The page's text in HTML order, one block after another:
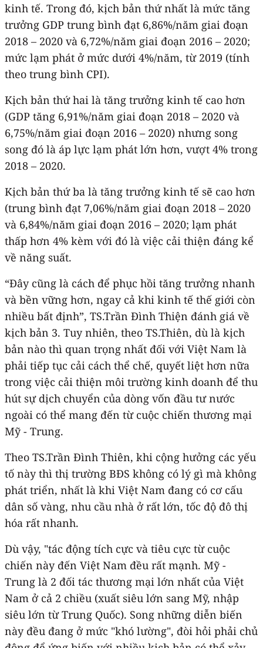
kinh tế. Trong đó, kịch bản thứ nhất là mức tăng
trưởng GDP trung bình đạt 6,86%/năm giai đoạn
2018 – 2020 và 6,72%/năm giai đoạn 2016 – 2020;
mức lạm phát ở mức dưới 4%/năm, từ 2019 (tính
theo trung bình CPI).
Kịch bản thứ hai là tăng trưởng kinh tế cao hơn
(GDP tăng 6,91%/năm giai đoạn 2018 – 2020 và
6,75%/năm giai đoạn 2016 – 2020) nhưng song
song đó là áp lực lạm phát lớn hơn, vượt 4% trong
2018 – 2020.
Kịch bản thứ ba là tăng trưởng kinh tế sẽ cao hơn
(trung bình đạt 7,06%/năm giai đoạn 2018 – 2020
và 6,84%/năm giai đoạn 2016 – 2020; lạm phát
thấp hơn 4% kèm với đó là việc cải thiện đáng kể
về năng suất.
“Đây cũng là cách để phục hồi tăng trưởng nhanh
và bền vững hơn, ngay cả khi kinh tế thế giới còn
nhiều bất định”, TS.Trần Đình Thiện đánh giá về
kịch bản 3. Tuy nhiên, theo TS.Thiên, dù là kịch
bản nào thì quan trọng nhất đối với Việt Nam là
phải tiếp tục cải cách thể chế, quyết liệt hơn nữa
trong việc cải thiện môi trường kinh doanh để thu
hút sự dịch chuyển của dòng vốn đầu tư nước
ngoài có thể mang đến từ cuộc chiến thương mại
Mỹ - Trung.
Theo TS.Trần Đình Thiên, khi cộng hưởng các yếu
tố này thì thị trường BĐS không có lý gì mà không
phát triển, nhất là khi Việt Nam đang có cơ cấu
dân số vàng, nhu cầu nhà ở rất lớn, tốc độ đô thị
hóa rất nhanh.
Dù vậy, "tác động tích cực và tiêu cực từ cuộc
chiến này đến Việt Nam đều rất mạnh. Mỹ -
Trung là 2 đối tác thương mại lớn nhất của Việt
Nam ở cả 2 chiều (xuất siêu lớn sang Mỹ, nhập
siêu lớn từ Trung Quốc). Song những diễn biến
này đều đang ở mức "khó lường", đòi hỏi phải chủ